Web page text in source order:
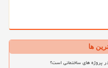
ها
پروژه های ساختمانی است؟